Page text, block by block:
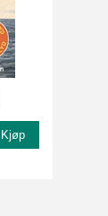
Kjøp